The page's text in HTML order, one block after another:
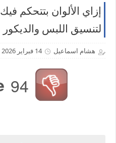
إزاي الألوان بتتحكم
لتنسيق اللبس والديكور
هشام اسماعيل 14 فبراير 2026
94